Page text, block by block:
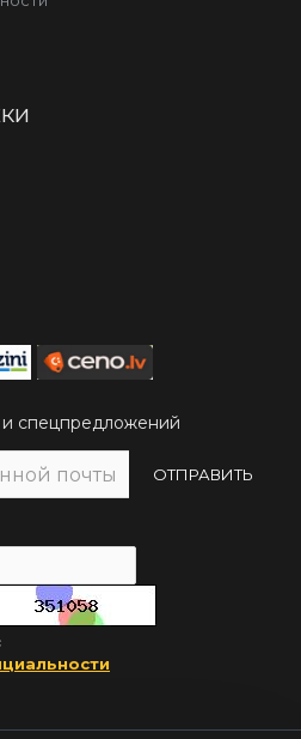
и спецпредложений
ОТПРАВИТЬ